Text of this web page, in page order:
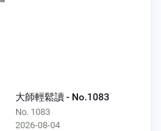
大師輕鬆讀 - No.1083
No. 1083
2026-08-04